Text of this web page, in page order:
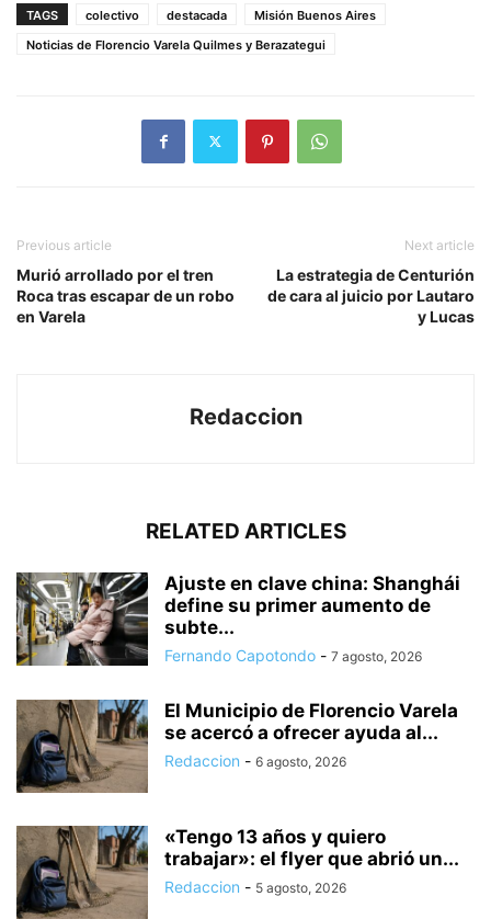
TAGS colectivo destacada
Misión Buenos Aires
Noticias de Florencio Varela Quilmes y Berazategui
Previous article
Murió arrollado por el tren
Roca tras escapar de un robo
en Varela
Next article
La estrategia de Centurión
de cara al juicio por Lautaro
y Lucas
Redaccion
RELATED ARTICLES
Ajuste en clave china: Shanghái
define su primer aumento de
subte...
Fernando Capotondo - 7 agosto, 2026
El Municipio de Florencio Varela
se acercó a ofrecer ayuda al...
Redaccion - 6 agosto, 2026
«Tengo 13 años y quiero
trabajar»: el flyer que abrió un...
Redaccion - 5 agosto, 2026